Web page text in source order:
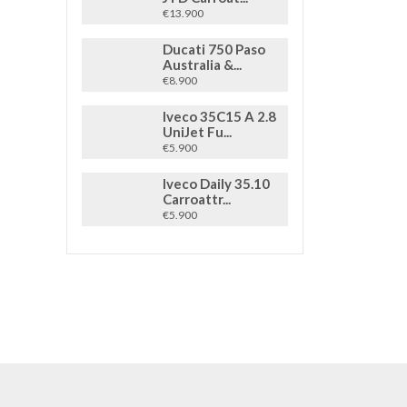
€13.900
Ducati 750 Paso
Australia &...
€8.900
Iveco 35C15 A 2.8
UniJet Fu...
€5.900
Iveco Daily 35.10
Carroattr...
€5.900